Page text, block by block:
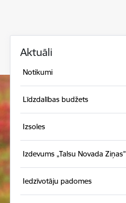
Aktuāli
Notikumi
Līdzdalības budžets
Izsoles
Izdevums „Talsu Novada Ziņas”
Iedzīvotāju padomes